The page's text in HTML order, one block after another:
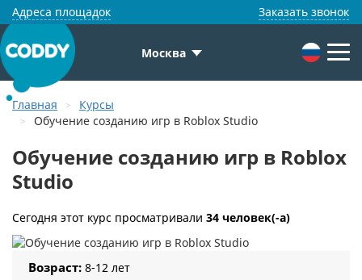
Адреса площадок Заказать звонок
Москва
Главная
Курсы
Обучение созданию игр в Roblox Studio
Обучение созданию игр в Roblox
Studio
Сегодня этот курс просматривали 34 человек(-а)
Возраст: 8-12 лет